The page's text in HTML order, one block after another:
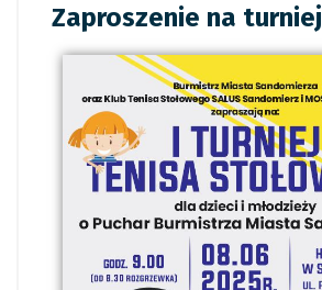
Zaproszenie na turniej